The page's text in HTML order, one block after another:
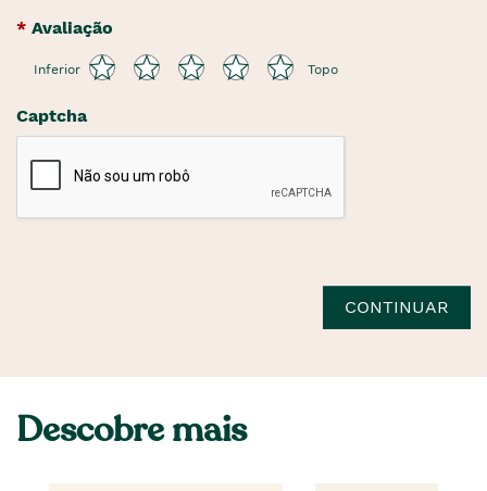
Avaliação
Inferior Topo
Captcha
CONTINUAR
Descobre mais